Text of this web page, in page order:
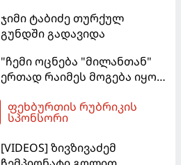
ჯიმი ტაბიძე თურქულ
გუნდში გადავიდა
"ჩემი ოცნება "მილანთან"
ერთად რაიმეს მოგება იყო" -
თავის მისიაზე ისაუბრა
ფეხბურთის რუბრიკის
სპონსორი
[VIDEOS] ზივზივაძემ